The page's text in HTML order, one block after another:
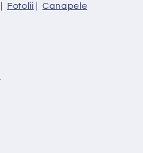
| Fotolii |Canapele